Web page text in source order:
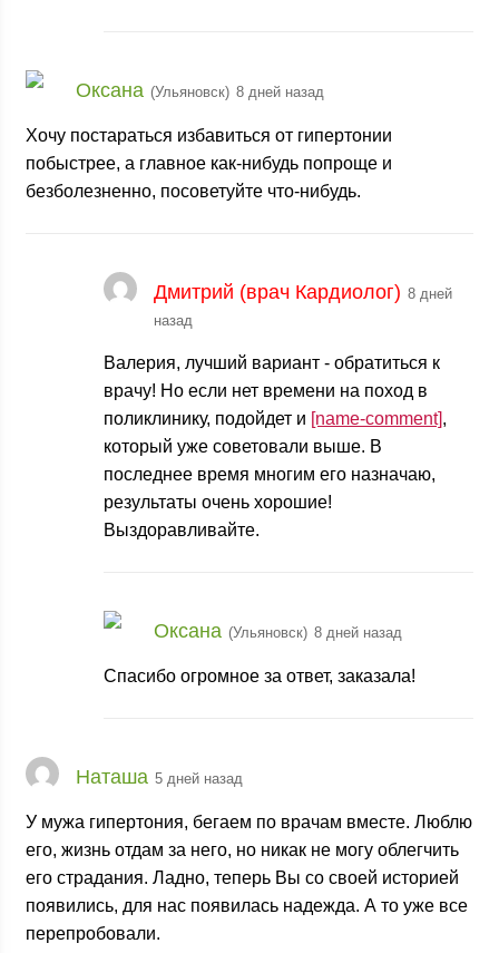
Оксана (Ульяновск) 8 дней назад
Хочу постараться избавиться от гипертонии
побыстрее, а главное как-нибудь попроще и
безболезненно, посоветуйте что-нибудь.
Дмитрий (врач Кардиолог) 8 дней
назад
Валерия, лучший вариант - обратиться к
врачу! Но если нет времени на поход в
поликлинику, подойдет и [name-comment],
который уже советовали выше. В
последнее время многим его назначаю,
результаты очень хорошие!
Выздоравливайте.
Оксана (Ульяновск) 8 дней назад
Спасибо огромное за ответ, заказала!
Наташа 5 дней назад
У мужа гипертония, бегаем по врачам вместе. Люблю
его, жизнь отдам за него, но никак не могу облегчить
его страдания. Ладно, теперь Вы со своей историей
появились, для нас появилась надежда. А то уже все
перепробовали.